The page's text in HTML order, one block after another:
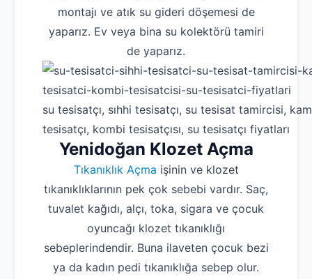
montajı ve atık su gideri döşemesi de
yaparız. Ev veya bina su kolektörü tamiri
de yaparız.
su tesisatçı, sıhhi tesisatçı, su tesisat tamircisi,
tesisatçı, kombi tesisatçısı, su tesisatçı fiyatları
Yenidoğan Klozet Açma
Tıkanıklık Açma işinin ve klozet
tıkanıklıklarının pek çok sebebi vardır. Saç,
tuvalet kağıdı, alçı, toka, sigara ve çocuk
oyuncağı klozet tıkanıklığı
sebeplerindendir. Buna ilaveten çocuk bezi
ya da kadın pedi tıkanıklığa sebep olur.